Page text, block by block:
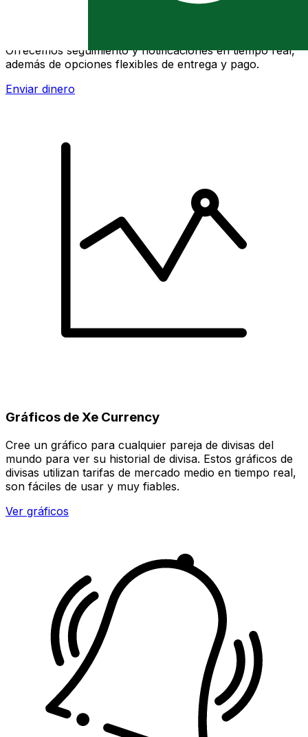
Transferencias de dinero internacionales Xe
Ofrecemos seguimiento y notificaciones en tiempo real,
además de opciones flexibles de entrega y pago.
Enviar dinero
Gráficos de Xe Currency
Cree un gráfico para cualquier pareja de divisas del
mundo para ver su historial de divisa. Estos gráficos de
divisas utilizan tarifas de mercado medio en tiempo real,
son fáciles de usar y muy fiables.
Ver gráficos